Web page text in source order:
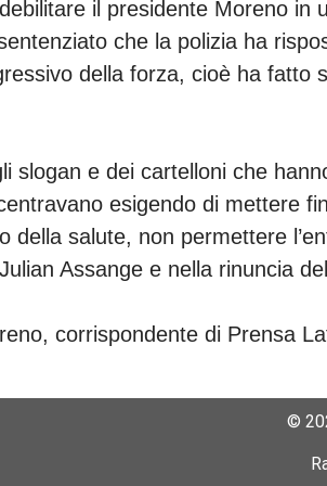
il presidente Moreno in
che la polizia ha
della forza, cioè ha fatto
slogan e dei cartelloni che
esigendo di mettere
della salute, non permettere
Assange e nella rinuncia
corrispondente di Prensa
©